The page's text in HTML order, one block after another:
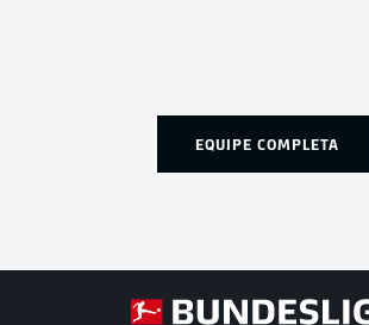
EQUIPE COMPLETA